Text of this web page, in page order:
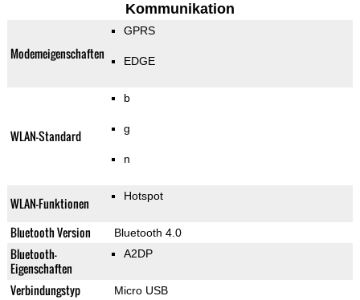
Kommunikation
Modemeigenschaften
GPRS
EDGE
WLAN-Standard
b
g
n
WLAN-Funktionen Hotspot
Bluetooth Version Bluetooth 4.0
Bluetooth-
Eigenschaften
A2DP
Verbindungstyp Micro USB